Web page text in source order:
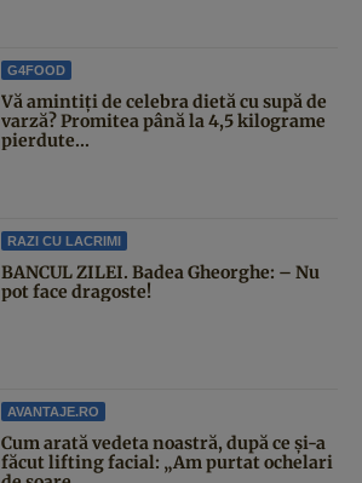
G4FOOD
Vă amintiți de celebra dietă cu supă de
varză? Promitea până la 4,5 kilograme
pierdute...
RAZI CU LACRIMI
BANCUL ZILEI. Badea Gheorghe: – Nu
pot face dragoste!
AVANTAJE.RO
Cum arată vedeta noastră, după ce și-a
făcut lifting facial: „Am purtat ochelari